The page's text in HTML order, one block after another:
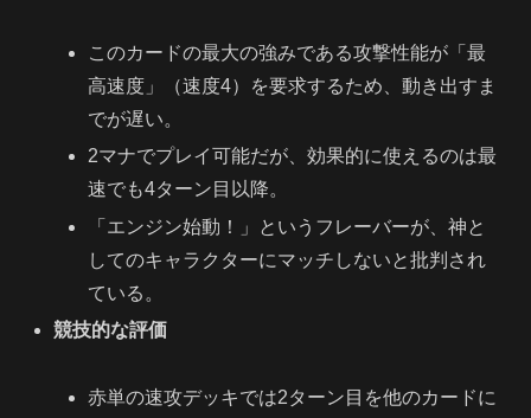
このカードの最大の強みである攻撃性能が「最
高速度」（速度4）を要求するため、動き出すま
でが遅い。
2マナでプレイ可能だが、効果的に使えるのは最
速でも4ターン目以降。
「エンジン始動！」というフレーバーが、神と
してのキャラクターにマッチしないと批判され
ている。
競技的な評価
赤単の速攻デッキでは2ターン目を他のカードに